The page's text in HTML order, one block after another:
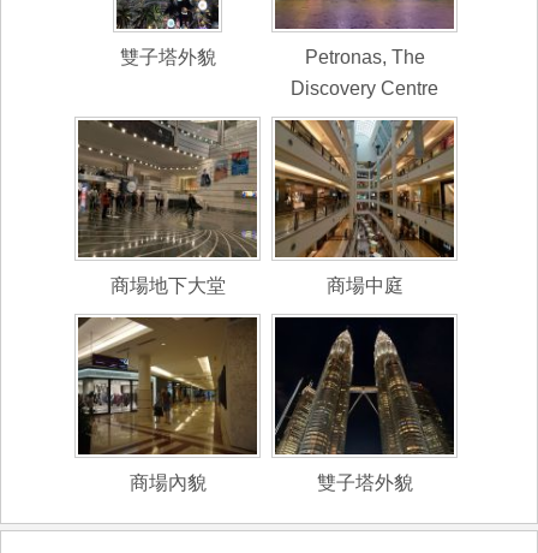
雙子塔外貌
Petronas, The
Discovery Centre
商場地下大堂 商場中庭
商場內貌 雙子塔外貌